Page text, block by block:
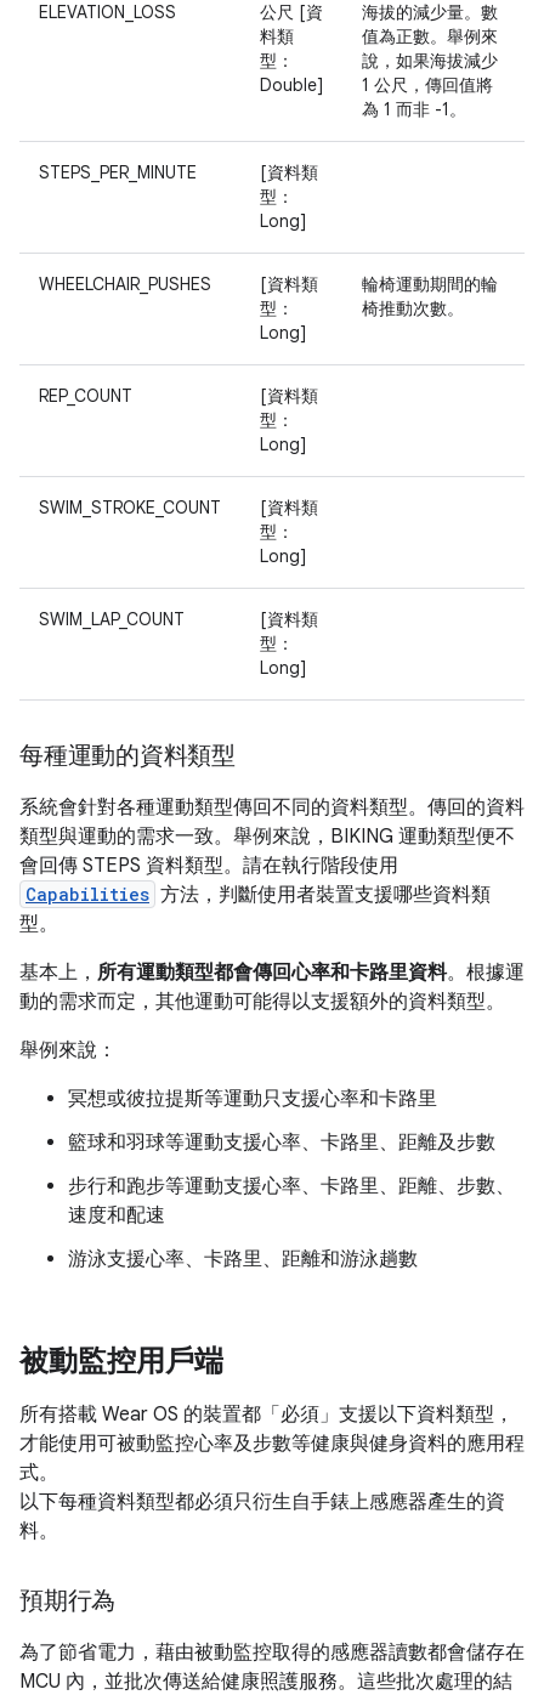
ELEVATION_LOSS
公尺 [資
料類
型：
Double]
海拔的減少量。數
值為正數。舉例來
說，如果海拔減少
1 公尺，傳回值將
為 1 而非 -1。
STEPS_PER_MINUTE
[資料類
型：
Long]
WHEELCHAIR_PUSHES
[資料類
型：
Long]
輪椅運動期間的輪
椅推動次數。
REP_COUNT
[資料類
型：
Long]
SWIM_STROKE_COUNT
[資料類
型：
Long]
SWIM_LAP_COUNT
[資料類
型：
Long]
每種運動的資料類型
系統會針對各種運動類型傳回不同的資料類型。傳回的資料
類型與運動的需求一致。舉例來說，BIKING 運動類型便不
會回傳 STEPS 資料類型。請在執行階段使用
Capabilities 方法，判斷使用者裝置支援哪些資料類
型。
基本上， 所有運動類型都會傳回心率和卡路里資料。根據運
動的需求而定，其他運動可能得以支援額外的資料類型。
舉例來說：
冥想或彼拉提斯等運動只支援心率和卡路里
籃球和羽球等運動支援心率、卡路里、距離及步數
步行和跑步等運動支援心率、卡路里、距離、步數、
速度和配速
游泳支援心率、卡路里、距離和游泳趟數
被動監控用戶端
所有搭載 Wear OS 的裝置都「必須」 支援以下資料類型，
才能使用可被動監控心率及步數等健康與健身資料的應用程
式。
以下每種資料類型都必須只衍生自手錶上感應器產生的資
料。
預期行為
為了節省電力，藉由被動監控取得的感應器讀數都會儲存在
MCU 內，並批次傳送給健康照護服務。這些批次處理的結